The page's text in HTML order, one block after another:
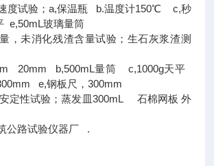
度试验；a,保温瓶 b.温度计150℃ c,秒
玻璃量筒
，未消化残渣含量试验；生石灰浆渣测
20mm b,500mL量筒 c,1000g天平
e,钢板尺，300mm
定性试验；蒸发皿300mL 石棉网板 外
公路试验仪器厂 .